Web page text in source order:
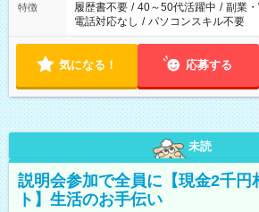
特徴 履歴書不要 / 40～50代活躍中 / 副業
電話対応なし / パソコンスキル不要
気になる！ 応募する
未読
説明会参加で全員に【現金2千円
ト】生活のお手伝い